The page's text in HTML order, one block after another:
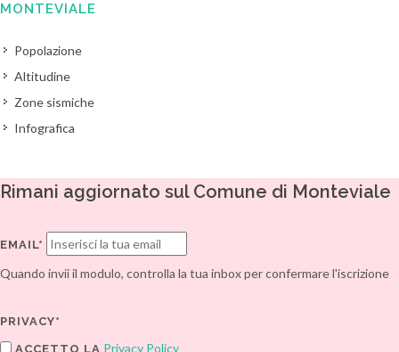
MONTEVIALE
Popolazione
Altitudine
Zone sismiche
Infografica
Rimani aggiornato sul Comune di Monteviale
EMAIL*
Quando invii il modulo, controlla la tua inbox per confermare l'iscrizione
PRIVACY*
ACCETTO LA Privacy Policy